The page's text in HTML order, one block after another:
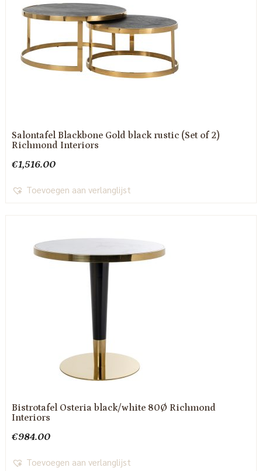
Salontafel Blackbone Gold black rustic (Set of 2)
Richmond Interiors
€1,516.00
Toevoegen aan verlanglijst
Bistrotafel Osteria black/white 80Ø Richmond
Interiors
€984.00
Toevoegen aan verlanglijst